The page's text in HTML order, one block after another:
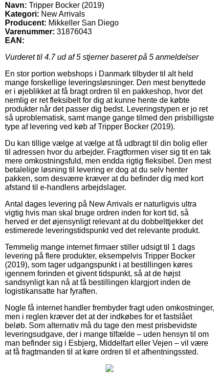
Navn: Tripper Bocker (2019)
Kategori: New Arrivals
Producent: Mikkeller San Diego
Varenummer: 31876043
EAN:
Vurderet til 4.7ud af 5 stjerner baseret på 5 anmeldelser
En stor portion webshops i Danmark tilbyder til alt held
mange forskellige leveringsløsninger. Den mest benyttede
er i øjeblikket at få bragt ordren til en pakkeshop, hvor det
nemlig er ret fleksibelt for dig at kunne hente de købte
produkter når det passer dig bedst. Leveringstypen er jo ret
så uproblematisk, samt mange gange tilmed den prisbilligste
type af levering ved køb af Tripper Bocker (2019).
Du kan tillige vælge at vælge at få udbragt til din bolig eller
til adressen hvor du arbejder. Fragtformen viser sig tit en tak
mere omkostningsfuld, men endda rigtig fleksibel. Den mest
betalelige løsning til levering er dog at du selv henter
pakken, som desværre kræver at du befinder dig med kort
afstand til e-handlens arbejdslager.
Antal dages levering på New Arrivals er naturligvis ultra
vigtig hvis man skal bruge ordren inden for kort tid, så
herved er det øjensynligt relevant at du dobbelttjekker det
estimerede leveringstidspunkt ved det relevante produkt.
Temmelig mange internet firmaer stiller udsigt til 1 dags
levering på flere produkter, eksempelvis Tripper Bocker
(2019), som tager udgangspunkt i at bestillingen køres
igennem forinden et givent tidspunkt, så at de højst
sandsynligt kan nå at få bestillingen klargjort inden de
logistikansatte har fyraften.
Nogle få internet handler frembyder fragt uden omkostninger,
men i reglen kræver det at der indkøbes for et fastslået
beløb. Som alternativ må du tage den mest prisbevidste
leveringsudgave, der i mange tilfælde – uden hensyn til om
man befinder sig i Esbjerg, Middelfart eller Vejen – vil være
at få fragtmanden til at køre ordren til et afhentningssted.